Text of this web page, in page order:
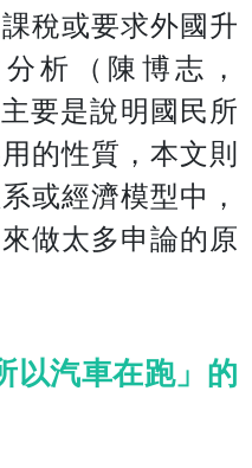
稅或要求外國升
析（陳博志，
要是說明國民所
的性質，本文則
或經濟模型中，
做太多申論的原
以汽車在跑」的